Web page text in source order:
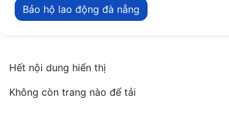
Bảo hộ lao động đà nẵng
Hết nội dung hiển thị
Không còn trang nào để tải